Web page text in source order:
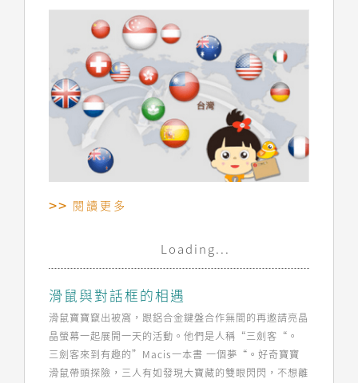
閱讀更多
Loading...
滑鼠與對話框的相遇
滑鼠寶寶竄出被窩，跟鋁合金鍵盤合作無間的再邀請亮晶
晶螢幕一起展開一天的活動。他們是人稱“三劍客“。
三劍客來到有趣的”Macis一本書 一個夢“。好奇寶寶
滑鼠帶頭探險，三人有如發現大寶藏的雙眼閃閃，不想離